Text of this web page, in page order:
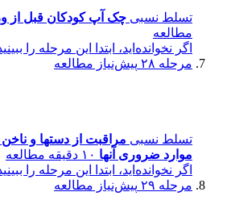
تسلط نسبی چک آپ کودکان قبل از
مطالعه
اگر نخوانده‌اید، ابتدا این مرحله را
مرحله ۲۸
پیش‌نیاز مطالعه
تسلط نسبی مراقبت از دستها و
موارد ضروری آنها ۱۰ دقیقه مطالعه
اگر نخوانده‌اید، ابتدا این مرحله را
مرحله ۲۹
پیش‌نیاز مطالعه